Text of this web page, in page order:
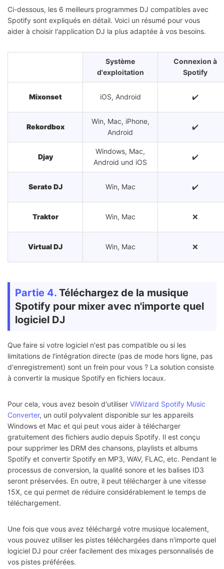
Ci-dessous, les 6 meilleurs programmes DJ compatibles avec
Spotify sont expliqués en détail. Voici un résumé pour vous
aider à choisir l'application DJ la plus adaptée à vos besoins.
Système
d'exploitation
Connexion à
Spotify
Mixonset iOS, Android ✔️
Rekordbox
Win, Mac, iPhone,
Android
✔️
Djay
Windows, Mac,
Android und iOS
✔️
Serato DJ Win, Mac ✔️
Traktor Win, Mac ❌
Virtual DJ Win, Mac ❌
Partie 4. Téléchargez de la musique
Spotify pour mixer avec n'importe quel
logiciel DJ
Que faire si votre logiciel n'est pas compatible ou si les
limitations de l'intégration directe (pas de mode hors ligne, pas
d'enregistrement) sont un frein pour vous ? La solution consiste
à convertir la musique Spotify en fichiers locaux.
Pour cela, vous avez besoin d'utiliser ViWizard Spotify Music
Converter, un outil polyvalent disponible sur les appareils
Windows et Mac et qui peut vous aider à télécharger
gratuitement des fichiers audio depuis Spotify. Il est conçu
pour supprimer les DRM des chansons, playlists et albums
Spotify et convertir Spotify en MP3, WAV, FLAC, etc. Pendant le
processus de conversion, la qualité sonore et les balises ID3
seront préservées. En outre, il peut télécharger à une vitesse
15X, ce qui permet de réduire considérablement le temps de
téléchargement.
Une fois que vous avez téléchargé votre musique localement,
vous pouvez utiliser les pistes téléchargées dans n'importe quel
logiciel DJ pour créer facilement des mixages personnalisés de
vos pistes préférées.